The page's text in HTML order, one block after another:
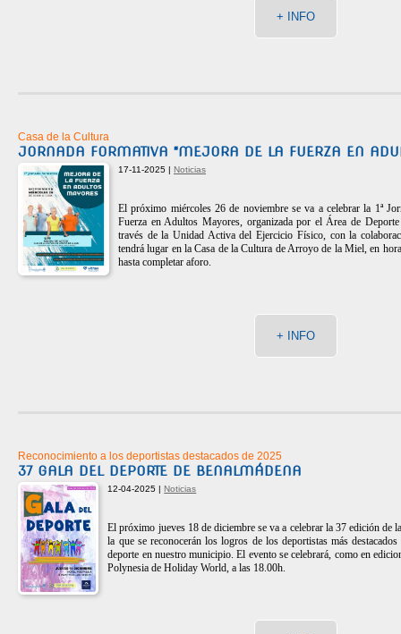
+ INFO
Casa de la Cultura
JORNADA FORMATIVA "MEJORA DE LA FUERZA EN
17-11-2025 | Noticias
El próximo miércoles 26 de noviembre se va a celebrar la 1ª
Fuerza en Adultos Mayores, organizada por el Área de
través de la Unidad Activa del Ejercicio Físico, con la
tendrá lugar en la Casa de la Cultura de Arroyo de la Miel, en
hasta completar aforo.
+ INFO
Reconocimiento a los deportistas destacados de 2025
37 GALA DEL DEPORTE DE BENALMÁDENA
12-04-2025 |Noticias
El próximo jueves 18 de diciembre se va a celebrar la 37 edición de
la que se reconocerán los logros de los deportistas más
deporte en nuestro municipio. El evento se celebrará, como en
Polynesia de Holiday World, a las 18.00h.